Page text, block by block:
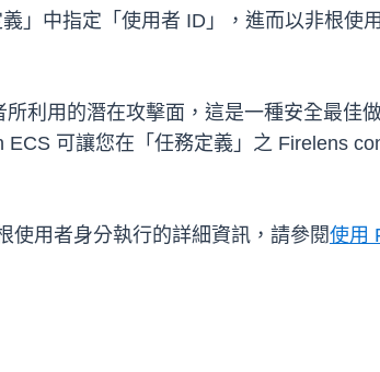
」中指定「使用者 ID」，進而以非根使
利用的潛在攻擊面，這是一種安全最佳
可讓您在「任務定義」之 Firelens
使用者身分執行的詳細資訊，請參閱使用